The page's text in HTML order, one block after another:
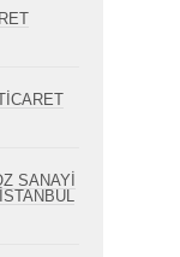
SANAYİ